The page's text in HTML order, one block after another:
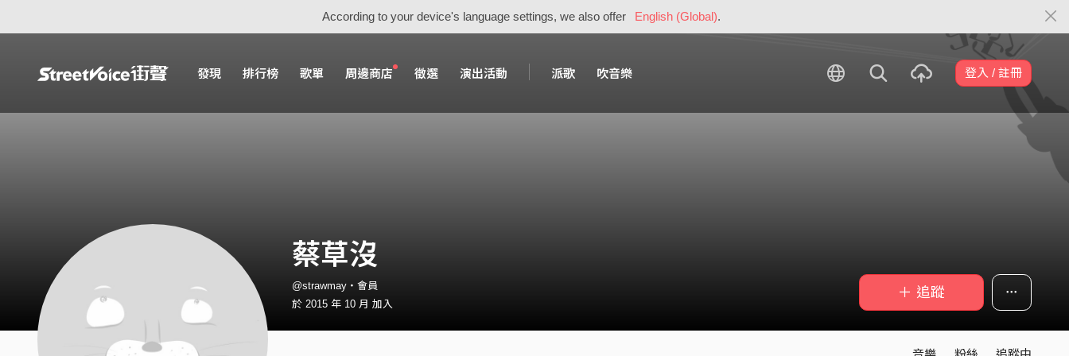
According to your device's language settings, we also offer English (Global).
發現 排行榜 歌單 周邊商店 徵選 演出活動 派歌 吹音樂 登入 / 註冊
蔡草沒
@strawmay・會員
於 2015 年 10 月 加入
＋ 追蹤